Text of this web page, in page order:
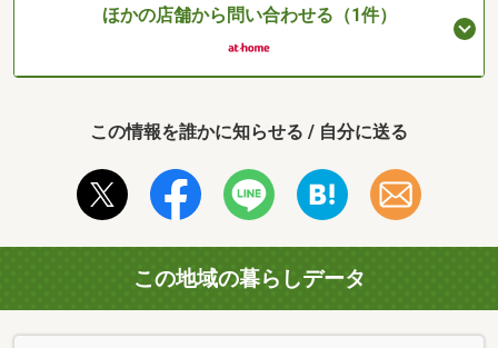
ほかの店舗から問い合わせる（1件）
この情報を誰かに知らせる / 自分に送る
この地域の暮らしデータ